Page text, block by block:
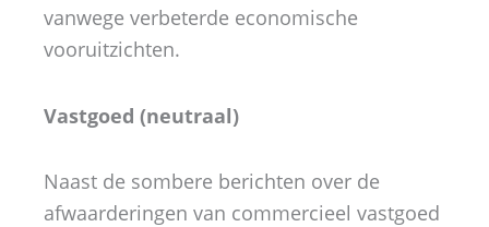
vanwege verbeterde economische
vooruitzichten.
Vastgoed (neutraal)
Naast de sombere berichten over de
afwaarderingen van commercieel vastgoed